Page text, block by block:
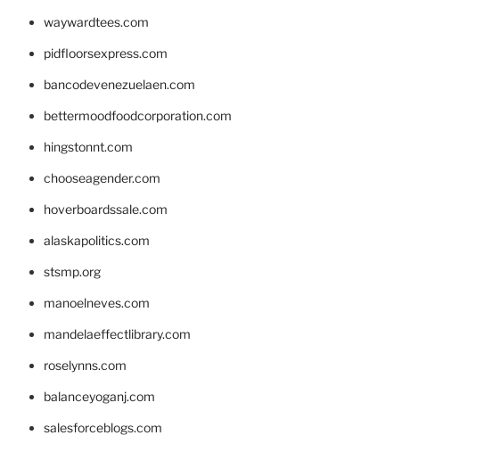
waywardtees.com
pidfloorsexpress.com
bancodevenezuelaen.com
bettermoodfoodcorporation.com
hingstonnt.com
chooseagender.com
hoverboardssale.com
alaskapolitics.com
stsmp.org
manoelneves.com
mandelaeffectlibrary.com
roselynns.com
balanceyoganj.com
salesforceblogs.com